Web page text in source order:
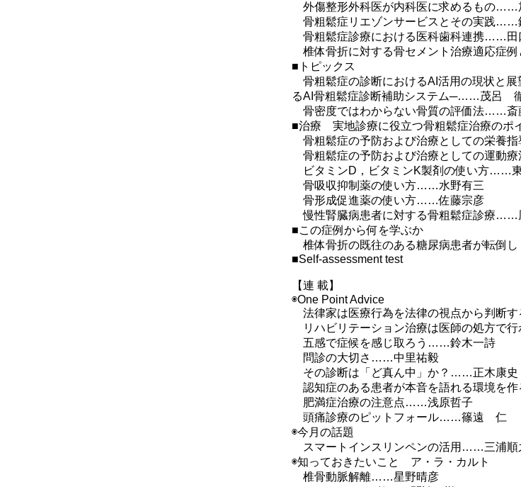
外傷整形外科医が内科医に求めるもの……
骨粗鬆症リエゾンサービスとその実践……
骨粗鬆症診療における医科歯科連携……
椎体骨折に対する骨セメント治療適応症
■トピックス
骨粗鬆症の診断におけるAI活用の現状と
るAI骨粗鬆症診断補助システム─……茂呂
骨密度ではわからない骨質の評価法……
■治療 実地診療に役立つ骨粗鬆症治療のポ
骨粗鬆症の予防および治療としての栄養
骨粗鬆症の予防および治療としての運
ビタミンD，ビタミンK製剤の使い方……
骨吸収抑制薬の使い方……水野有三
骨形成促進薬の使い方……佐藤宗彦
慢性腎臓病患者に対する骨粗鬆症診療……
■この症例から何を学ぶか
椎体骨折の既往のある糖尿病患者が転倒
■Self-assessment test
【連 載】
◉One Point Advice
法律家は医療行為を法律の視点から判断
リハビリテーション治療は医師の処方で
五感で症候を感じ取ろう……鈴木一詩
問診の大切さ……中里祐毅
その診断は「ど真ん中」か？……正木康史
認知症のある患者が本音を語れる環境を
肥満症治療の注意点……浅原哲子
頭痛診療のピットフォール……篠遠 仁
◉今月の話題
スマートインスリンペンの活用……三浦順
◉知っておきたいこと ア・ラ・カルト
椎骨動脈解離……星野晴彦